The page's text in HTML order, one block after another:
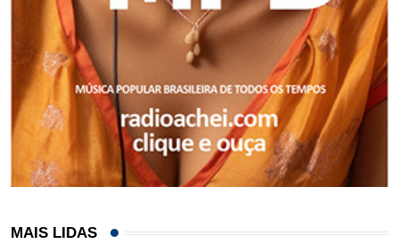
MAIS LIDAS